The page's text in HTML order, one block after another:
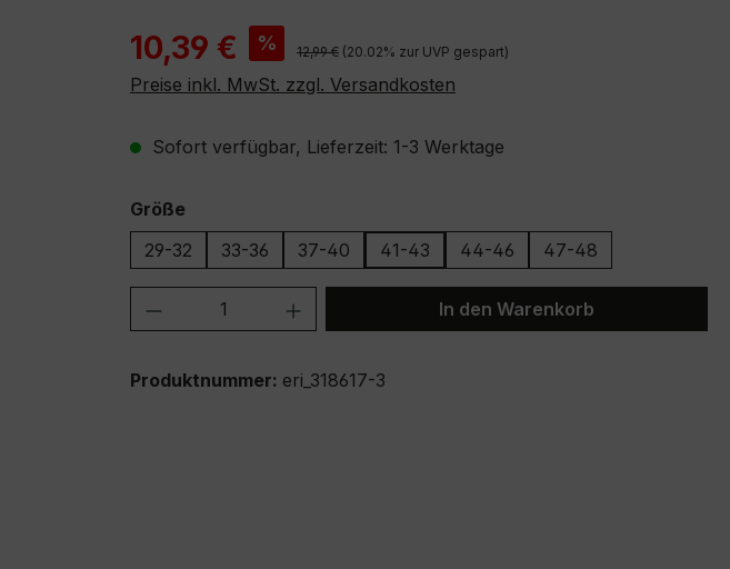
Verkaufspreis:
10,39 € % Regulärer Preis:
12,99 € (20.02% zur UVP gespart)
Preise inkl. MwSt. zzgl. Versandkosten
Sofort verfügbar, Lieferzeit: 1-3 Werktage
Größeauswählen
29-32
33-36 37-40 41-43 44-46 47-48
Produkt Anzahl: Gib den gewünschten Wert
In den Warenkorb
Produktnummer: eri_318617-3